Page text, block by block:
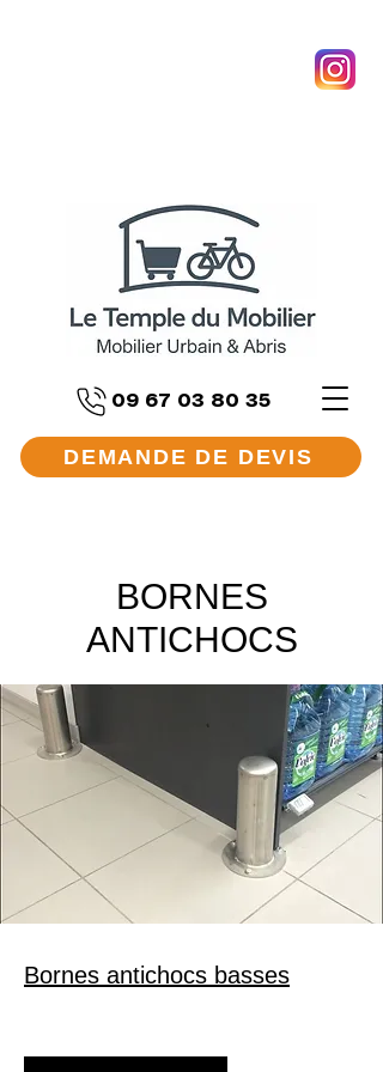
09 67 03 80 35
DEMANDE DE DEVIS
BORNES
ANTICHOCS
Bornes antichocs basses